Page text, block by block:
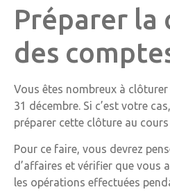
Préparer la
des
Vous êtes nombreux à
31 décembre. Si c’est votre
préparer cette clôture au
Pour ce faire, vous devrez
d’affaires et vérifier que vous
les opérations effectuées